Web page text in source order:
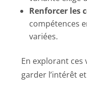
Renforcer les
compétences
variées.
En explorant
garder l’intérêt